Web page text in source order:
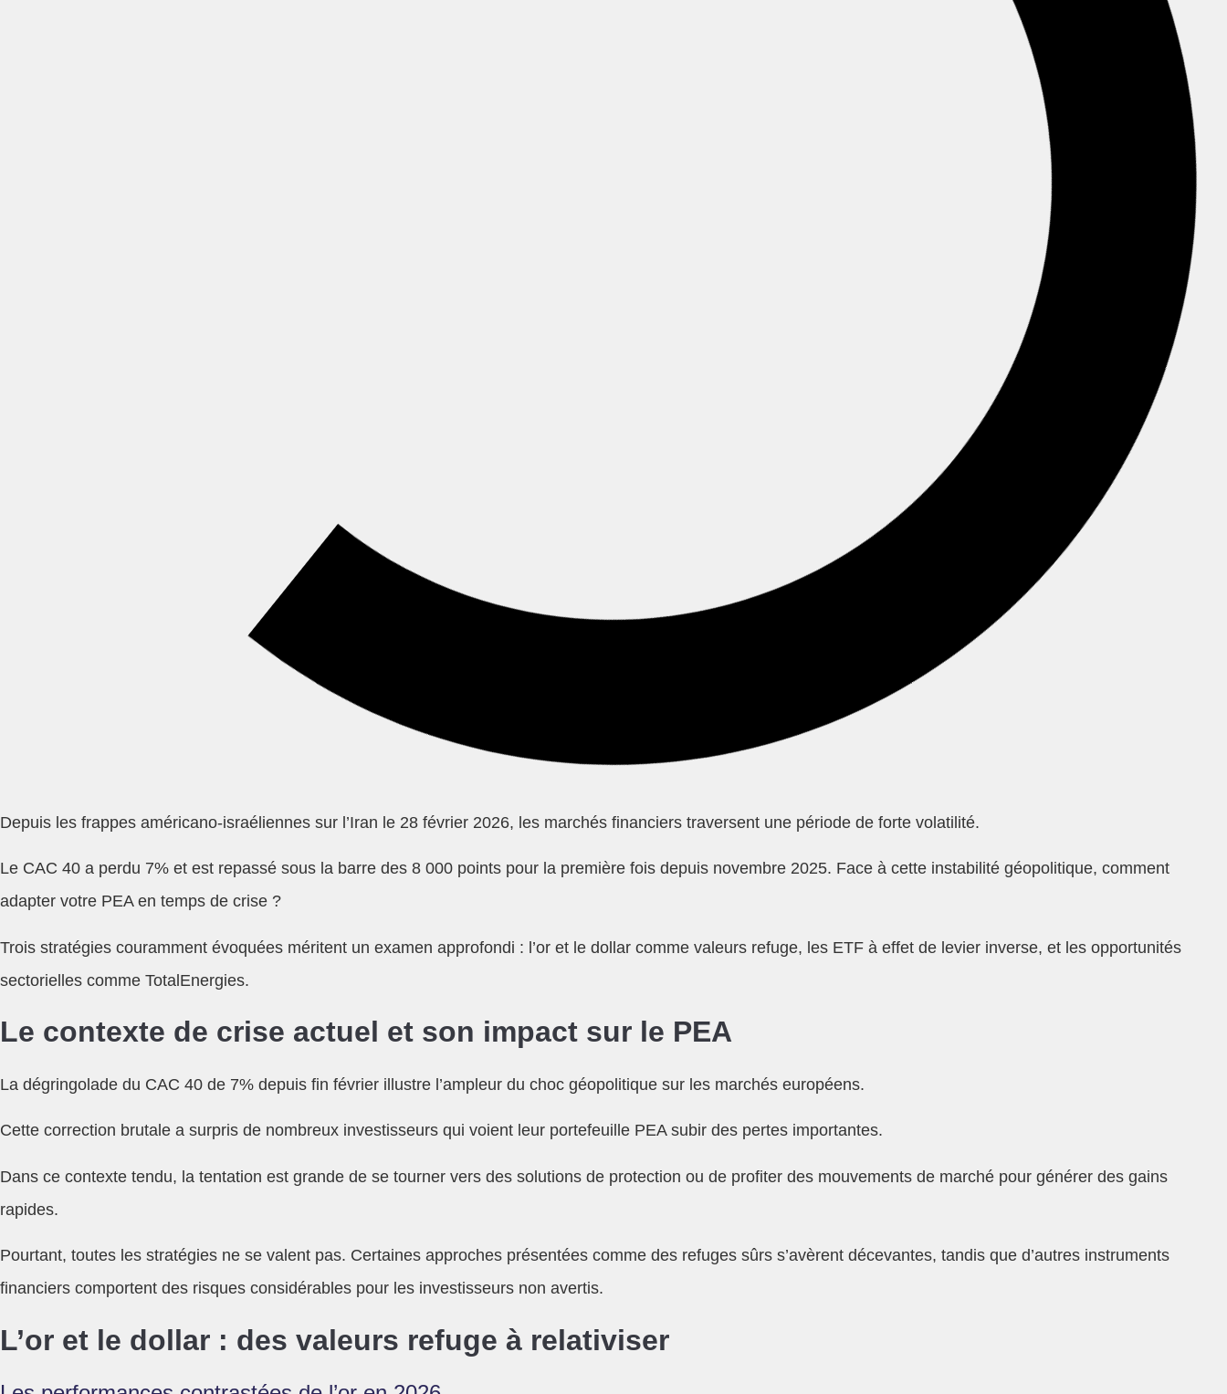
Depuis les frappes américano-israéliennes sur l’Iran le 28 février 2026, les marchés financiers traversent une période de forte volatilité.
Le CAC 40 a perdu 7% et est repassé sous la barre des 8 000 points pour la première fois depuis novembre 2025. Face à cette instabilité géopolitique, comment
adapter votre PEA en temps de crise ?
Trois stratégies couramment évoquées méritent un examen approfondi : l’or et le dollar comme valeurs refuge, les ETF à effet de levier inverse, et les opportunités
sectorielles comme TotalEnergies.
Le contexte de crise actuel et son impact sur le PEA
La dégringolade du CAC 40 de 7% depuis fin février illustre l’ampleur du choc géopolitique sur les marchés européens.
Cette correction brutale a surpris de nombreux investisseurs qui voient leur portefeuille PEA subir des pertes importantes.
Dans ce contexte tendu, la tentation est grande de se tourner vers des solutions de protection ou de profiter des mouvements de marché pour générer des gains
rapides.
Pourtant, toutes les stratégies ne se valent pas. Certaines approches présentées comme des refuges sûrs s’avèrent décevantes, tandis que d’autres instruments
financiers comportent des risques considérables pour les investisseurs non avertis.
L’or et le dollar : des valeurs refuge à relativiser